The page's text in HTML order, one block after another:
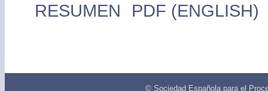
RESUMEN PDF (ENGLISH)
© Sociedad Española para el